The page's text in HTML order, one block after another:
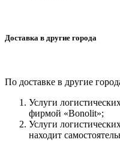
Доставка в другие города
По доставке в другие
Услуги
фирмой «Bonolit»;
Услуги
находит